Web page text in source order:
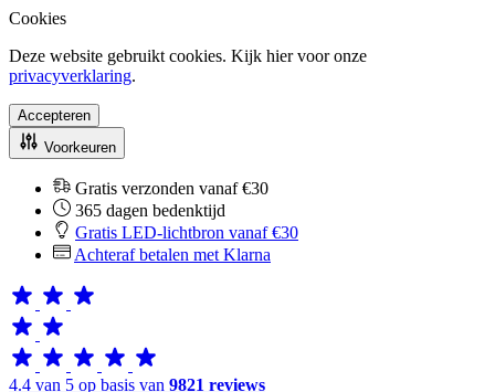
Cookies
Deze website gebruikt cookies. Kijk hier voor onze
privacyverklaring.
Accepteren
Voorkeuren
Gratis verzonden vanaf €30
365 dagen bedenktijd
Gratis LED-lichtbron vanaf €30
Achteraf betalen met Klarna
4.4 van 5 op basis van 9821 reviews